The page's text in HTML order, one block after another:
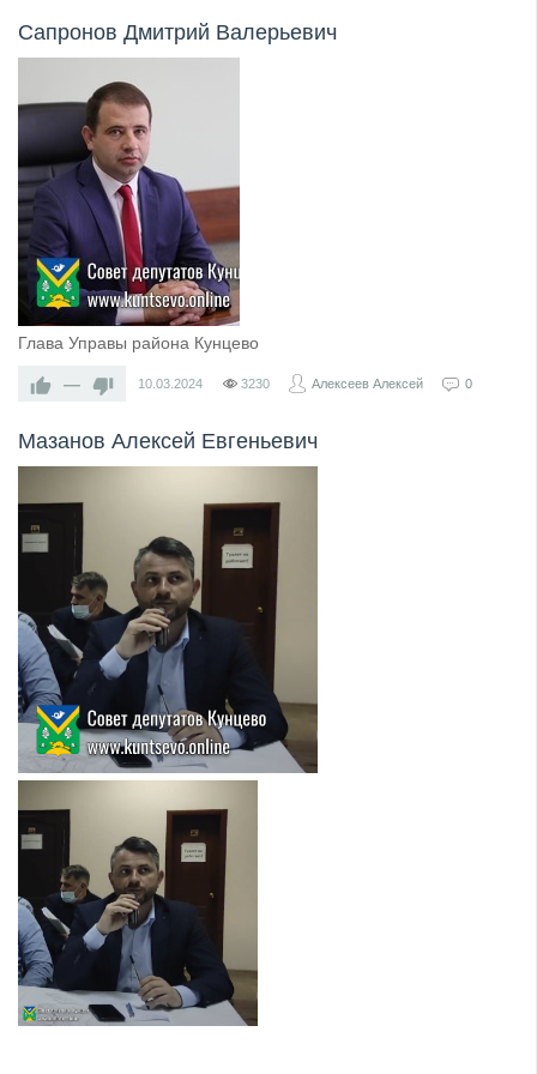
Сапронов Дмитрий Валерьевич
Глава Управы района Кунцево
— 10.03.2024 3230 Алексеев Алексей 0
Мазанов Алексей Евгеньевич